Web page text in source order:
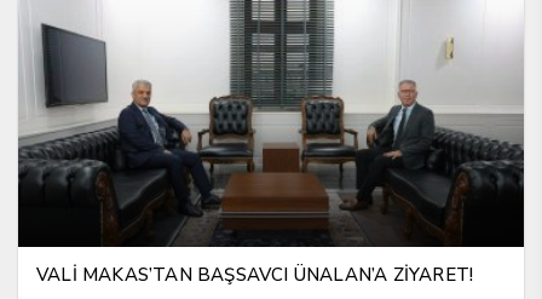
VALİ MAKAS’TAN BAŞSAVCI ÜNALAN’A ZİYARET!